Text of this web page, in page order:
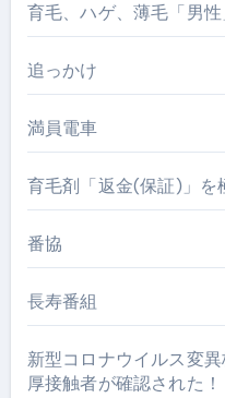
育毛、ハゲ、薄毛「男性
追っかけ
満員電車
育毛剤「返金(保証)」を
番協
長寿番組
新型コロナウイルス変
厚接触者が確認された！